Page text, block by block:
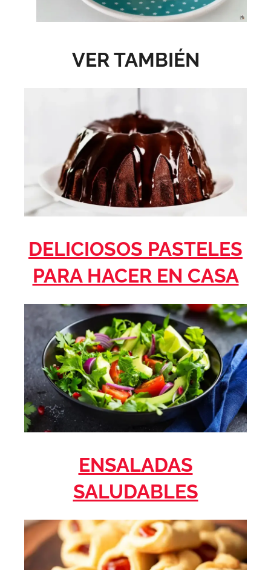
VER TAMBIÉN
DELICIOSOS PASTELES
PARA HACER EN CASA
ENSALADAS
SALUDABLES